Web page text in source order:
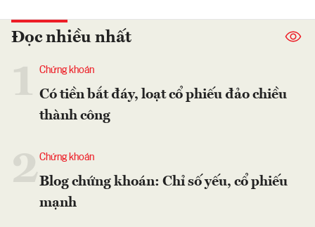
Đọc nhiều nhất
Chứng khoán
Có tiền bắt đáy, loạt cổ phiếu đảo chiều
thành công
2Chứng khoán
Blog chứng khoán: Chỉ số yếu, cổ phiếu
mạnh